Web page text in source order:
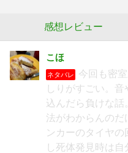
感想レビュー
こほ
ネタバレ
今回も密
しりがすごい。
込んだら負けな話
法がわからんのだ
ンカーのタイヤの
し死体発見時は